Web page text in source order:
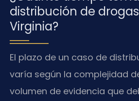
distribución de
Virginia?
El plazo de un caso de
varía según la complejidad
volumen de evidencia que